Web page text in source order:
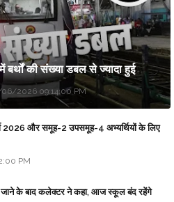
बर्थों की संख्या डबल से ज्यादा हुई
2026 09:14:00 PM
2026 और समूह-2 उपसमूह-4 अभ्यर्थियों के लिए
PM
के बाद कलेक्टर ने कहा, आज स्कूल बंद रहेंगे